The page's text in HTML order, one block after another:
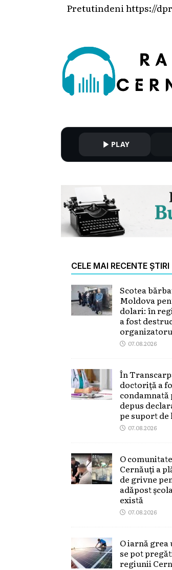
Pretutindenihttps://
PLAY
CELE MAI RECENTE ȘTIRI
Scotea
Moldova
dolari: în
a fost
07.08.2026
În
doctoriță a
condamnată
depus
pe suport de
07.08.2026
O
Cernăuți a
de grivne
adăpost
există
07.08.2026
O iarnă grea
se pot
regiunii